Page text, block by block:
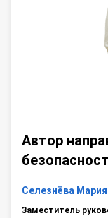
Автор
Селезнёва
Заместитель